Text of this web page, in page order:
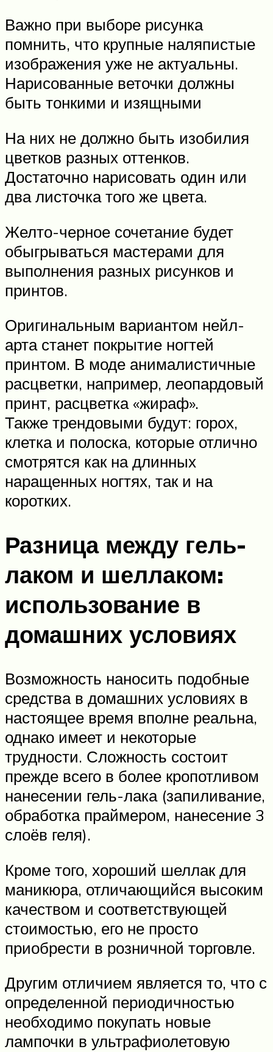
Важно при выборе рисунка
помнить, что крупные наляпистые
изображения уже не актуальны.
Нарисованные веточки должны
быть тонкими и изящными
На них не должно быть изобилия
цветков разных оттенков.
Достаточно нарисовать один или
два листочка того же цвета.
Желто-черное сочетание будет
обыгрываться мастерами для
выполнения разных рисунков и
принтов.
Оригинальным вариантом нейл-
арта станет покрытие ногтей
принтом. В моде анималистичные
расцветки, например, леопардовый
принт, расцветка «жираф».
Также трендовыми будут: горох,
клетка и полоска, которые отлично
смотрятся как на длинных
наращенных ногтях, так и на
коротких.
Разница между гель-
лаком и шеллаком:
использование в
домашних условиях
Возможность наносить подобные
средства в домашних условиях в
настоящее время вполне реальна,
однако имеет и некоторые
трудности. Сложность состоит
прежде всего в более кропотливом
нанесении гель-лака (запиливание,
обработка праймером, нанесение 3
слоёв геля).
Кроме того, хороший шеллак для
маникюра, отличающийся высоким
качеством и соответствующей
стоимостью, его не просто
приобрести в розничной торговле.
Другим отличием является то, что с
определенной периодичностью
необходимо покупать новые
лампочки в ультрафиолетовую